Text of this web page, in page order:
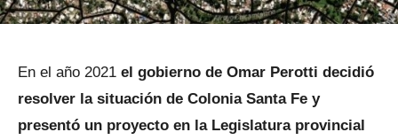
En el año 2021 el gobierno de Omar Perotti decidió
resolver la situación de Colonia Santa Fe y
presentó un proyecto en la Legislatura provincial